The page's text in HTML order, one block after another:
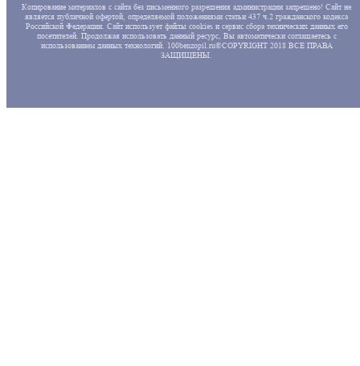
Копирование материалов с сайта без письменного разрешения администрации запрещено! Сайт не
является публичной офертой, определяемой положениями статьи 437 ч.2 гражданского кодекса
Российской Федерации. Сайт использует файлы cookies и сервис сбора технических данных его
посетителей. Продолжая использовать данный ресурс, Вы автоматически соглашаетесь с
использованием данных технологий. 100benzopil.ru©COPYRIGHT 2018 ВСЕ ПРАВА
ЗАЩИЩЕНЫ.